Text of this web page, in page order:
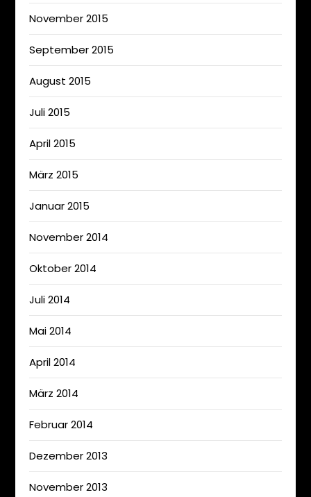
November 2015
September 2015
August 2015
Juli 2015
April 2015
März 2015
Januar 2015
November 2014
Oktober 2014
Juli 2014
Mai 2014
April 2014
März 2014
Februar 2014
Dezember 2013
November 2013